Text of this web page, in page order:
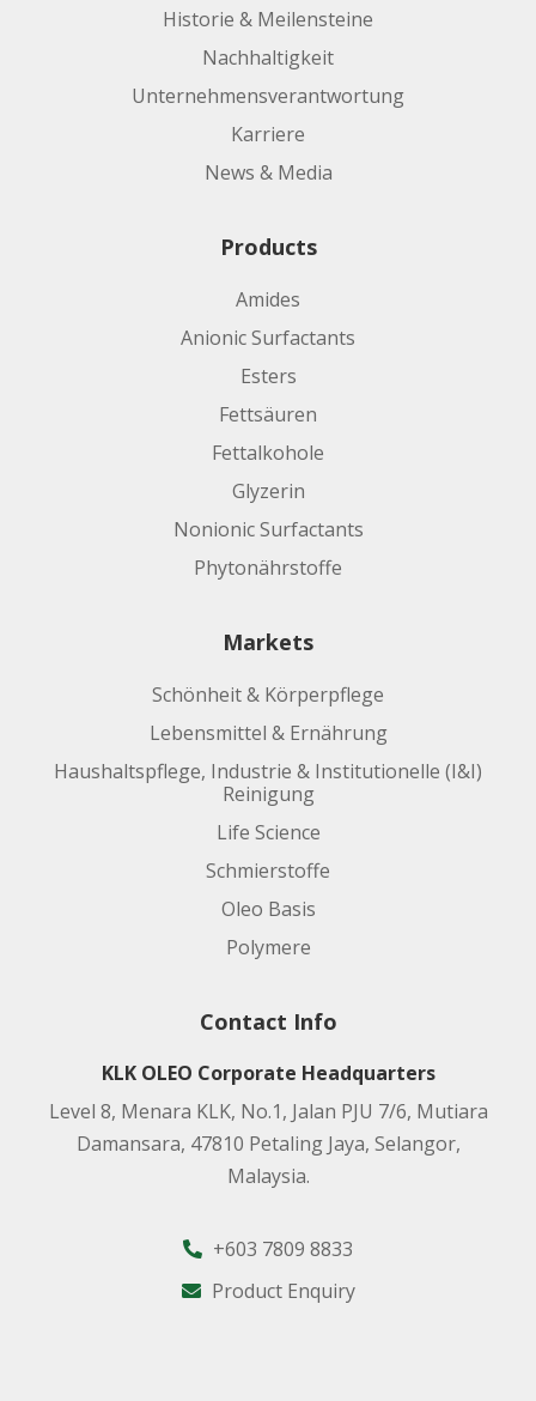
Historie & Meilensteine
Nachhaltigkeit
Unternehmensverantwortung
Karriere
News & Media
Products
Amides
Anionic Surfactants
Esters
Fettsäuren
Fettalkohole
Glyzerin
Nonionic Surfactants
Phytonährstoffe
Markets
Schönheit & Körperpflege
Lebensmittel & Ernährung
Haushaltspflege, Industrie & Institutionelle (I&I)
Reinigung
Life Science
Schmierstoffe
Oleo Basis
Polymere
Contact Info
KLK OLEO Corporate Headquarters
Level 8, Menara KLK, No.1, Jalan PJU 7/6, Mutiara
Damansara, 47810 Petaling Jaya, Selangor,
Malaysia.
+603 7809 8833
Product Enquiry